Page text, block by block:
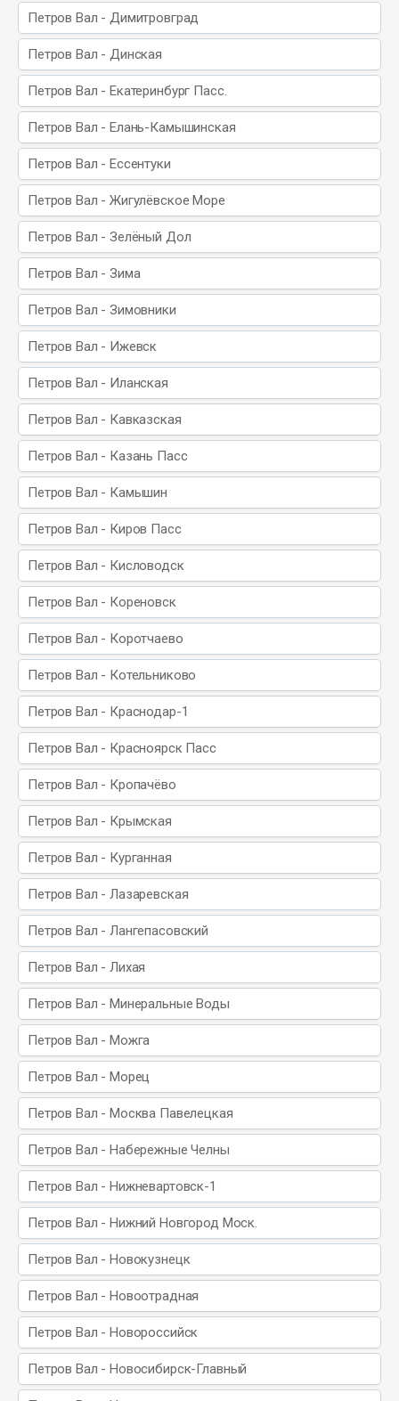
Петров Вал - Димитровград
Петров Вал - Динская
Петров Вал - Екатеринбург Пасс.
Петров Вал - Елань-Камышинская
Петров Вал - Ессентуки
Петров Вал - Жигулёвское Море
Петров Вал - Зелёный Дол
Петров Вал - Зима
Петров Вал - Зимовники
Петров Вал - Ижевск
Петров Вал - Иланская
Петров Вал - Кавказская
Петров Вал - Казань Пасс
Петров Вал - Камышин
Петров Вал - Киров Пасс
Петров Вал - Кисловодск
Петров Вал - Кореновск
Петров Вал - Коротчаево
Петров Вал - Котельниково
Петров Вал - Краснодар-1
Петров Вал - Красноярск Пасс
Петров Вал - Кропачёво
Петров Вал - Крымская
Петров Вал - Курганная
Петров Вал - Лазаревская
Петров Вал - Лангепасовский
Петров Вал - Лихая
Петров Вал - Минеральные Воды
Петров Вал - Можга
Петров Вал - Морец
Петров Вал - Москва Павелецкая
Петров Вал - Набережные Челны
Петров Вал - Нижневартовск-1
Петров Вал - Нижний Новгород Моск.
Петров Вал - Новокузнецк
Петров Вал - Новоотрадная
Петров Вал - Новороссийск
Петров Вал - Новосибирск-Главный